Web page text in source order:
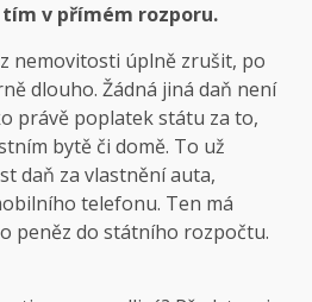
tím v přímém rozporu.
nemovitosti úplně zrušit, po
dlouho. Žádná jiná daň není
právě poplatek státu za to,
bytě či domě. To už
daň za vlastnění auta,
telefonu. Ten má
peněz do státního rozpočtu.